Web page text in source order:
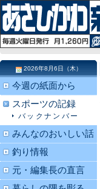
2026年8月6日（木）
今週の紙面から
スポーツの記録
バックナンバー
みんなのおいしい話
釣り情報
元・編集長の直言